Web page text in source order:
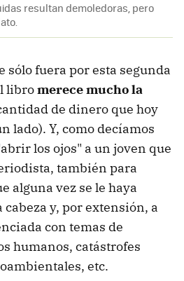
resultan demoledoras, pero
sólo fuera por esta segunda
libromerece mucho la
de dinero que hoy
lado). Y, como decíamos
los ojos" a un joven que
también para
alguna vez se le haya
cabeza y, por extensión, a
con temas de
humanos, catástrofes
etc.